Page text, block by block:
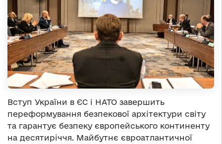
Вступ України в ЄС і НАТО завершить
переформування безпекової архітектури світу
та гарантує безпеку європейського континенту
на десятиріччя. Майбутнє євроатлантичної